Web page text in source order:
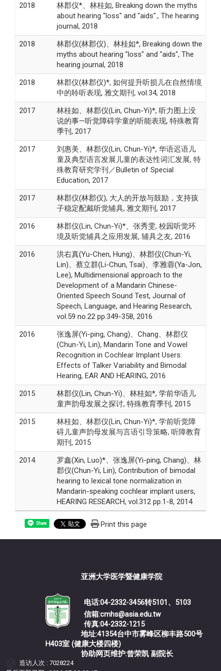
2018
林郡仪*、林桂如, Breaking down the myths
about hearing "loss" and "aids"., The hearing
journal, 2018
2018
林郡仪(林郡仪)、林桂如*, Breaking down the
myths about hearing "loss" and "aids", The
hearing journal, 2018
2018
林郡仪(林郡仪)*, 如何提升听损儿在自然情境
中的聆听表现, 雅文期刊, vol.34, 2018
2017
林桂如、林郡仪(Lin, Chun-Yi)*, 听力图上没
说的事—听觉障碍学童的听能表现, 特殊教育
季刊, 2017
2017
刘惠美、林郡仪(Lin, Chun-Yi)*, 华语迟语儿
童及典型语言发展儿童的表达性词汇发展, 特
殊教育研究学刊／Bulletin of Special
Education, 2017
2017
林郡仪(林郡仪), 大人的开放与鼓励，支持孩
子稳定配戴听觉辅具, 雅文期刊, 2017
2016
林郡仪(Lin, Chun-Yi)*、张秀雯, 校园听觉环
境及听觉辅具之应用发展, 辅具之友, 2016
2016
洪右真(Yu-Chen, Hung)、林郡仪(Chun-Yi,
Lin)、蔡立群(Li-Chun, Tsai)、李雅蓉(Ya-Jon,
Lee), Multidimensional approach to the
Development of a Mandarin Chinese-
Oriented Speech Sound Test, Journal of
Speech, Language, and Hearing Research,
vol.59 no.22 pp.349-358, 2016
2016
张逸屏(Yi-ping, Chang)、Chang、林郡仪
(Chun-Yi, Lin), Mandarin Tone and Vowel
Recognition in Cochlear Implant Users:
Effects of Talker Variability and Bimodal
Hearing, EAR AND HEARING, 2016
2015
林郡仪(Lin, Chun-Yi)、林桂如*, 学前华语儿
童声韵母发展之探讨, 特殊教育季刊, 2015
2015
林桂如、林郡仪(Lin, Chun-Yi)*, 学前听觉障
碍儿童声韵母发展与言语引导策略, 听障教育
期刊, 2015
2014
罗鑫(Xin, Luo)*、张逸屏(Yi-ping, Chang)、林
郡仪(Chun-Yi, Lin), Contribution of bimodal
hearing to lexical tone normalization in
Mandarin-speaking cochlear implant users,
HEARING RESEARCH, vol.312 pp.1-8, 2014
Share Print this page
亚洲大学医学暨健康学院
电话:04-2332-3456转5101、5103
信箱:cmhs@asia.edu.tw
传真:04-2332-1215
地址:41354台中市雾峰区柳丰路500号
H403室 (健康大楼四楼)
协助网页维护:曾荣凯 副院长
造访人次 : 7028224